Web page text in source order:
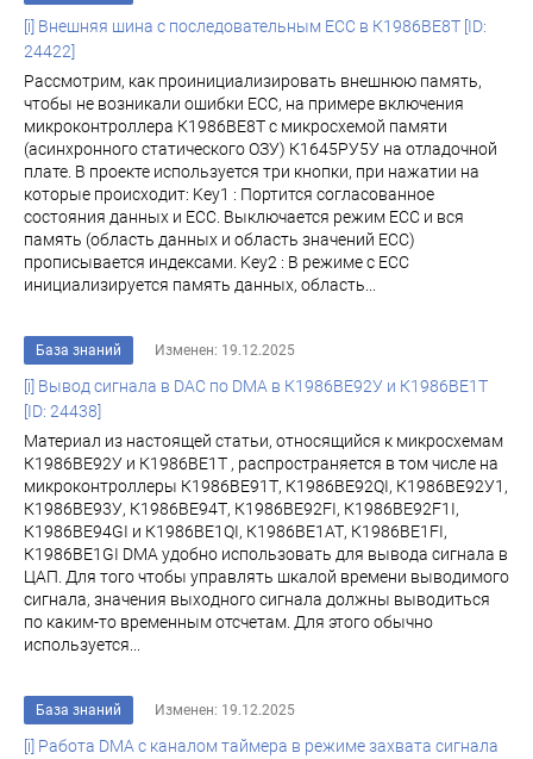
[i] Внешняя шина с последовательным ECC в К1986ВЕ8Т [ID:
24422]
Рассмотрим, как проинициализировать внешнюю память,
чтобы не возникали ошибки ECC, на примере включения
микроконтроллера К1986ВЕ8Т с микросхемой памяти
(асинхронного статического ОЗУ) К1645РУ5У на отладочной
плате. В проекте используется три кнопки, при нажатии на
которые происходит: Key1 : Портится согласованное
состояния данных и ECC. Выключается режим ECC и вся
память (область данных и область значений ЕСС)
прописывается индексами. Key2 : В режиме с ECC
инициализируется память данных, область...
База знаний Изменен: 19.12.2025
[i] Вывод сигнала в DAC по DMA в К1986ВЕ92У и К1986ВЕ1Т
[ID: 24438]
Материал из настоящей статьи, относящийся к микросхемам
К1986ВЕ92У и К1986ВЕ1Т , распространяется в том числе на
микроконтроллеры К1986ВЕ91Т, К1986ВЕ92QI, К1986ВЕ92У1,
К1986ВЕ93У, К1986ВЕ94Т, К1986ВЕ92FI, К1986ВЕ92F1I,
К1986ВЕ94GI и К1986ВЕ1QI, К1986ВЕ1АТ, К1986ВЕ1FI,
К1986ВЕ1GI DMA удобно использовать для вывода сигнала в
ЦАП. Для того чтобы управлять шкалой времени выводимого
сигнала, значения выходного сигнала должны выводиться
по каким-то временным отсчетам. Для этого обычно
используется...
База знаний Изменен: 19.12.2025
[i] Работа DMA c каналом таймера в режиме захвата сигнала